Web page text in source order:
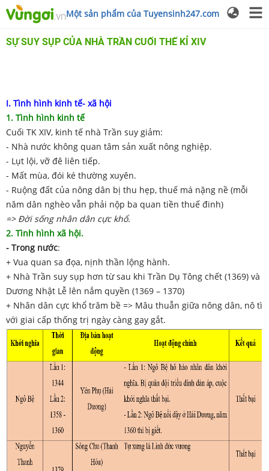
Một sản phẩm của Tuyensinh247.com
SỰ SUY SỤP CỦA NHÀ TRẦN CUỐI THẾ KỈ XIV
I. Tình hình kinh tế- xã hội
1. Tình hình kinh tế
Cuối TK XIV, kinh tế nhà Trần suy giảm:
- Nhà nước không quan tâm sản xuất nông nghiệp.
- Lụt lội, vỡ đê liên tiếp.
- Mất mùa, đói ké thường xuyên.
- Ruộng đất của nông dân bị thu hẹp, thuế má nặng nề (mỗi
năm dân nghèo vẫn phải nộp ba quan tiền thuế đinh)
=> Đời sống nhân dân cực khổ.
2. Tình hình xã hội.
- Trong nước:
+ Vua quan sa đọa, nịnh thần lộng hành.
+ Nhà Trần suy sụp hơn từ sau khi Trần Dụ Tông chết (1369) và
Dương Nhật Lễ lên nắm quyền (1369 – 1370)
+ Nhân dân cực khổ trăm bề => Mâu thuẫn giữa nông dân, nô tì
với giai cấp thống trị ngày càng gay gắt.